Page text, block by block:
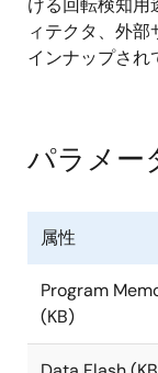
ける回転検知
ィテクタ、外
インナップされ
パラメー
属性
Program
(KB)